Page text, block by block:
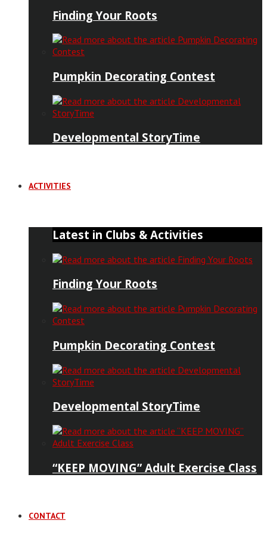
Finding Your Roots
Pumpkin Decorating Contest
Developmental StoryTime
ACTIVITIES
Latest in Clubs & Activities
Finding Your Roots
Pumpkin Decorating Contest
Developmental StoryTime
“KEEP MOVING” Adult Exercise Class
CONTACT